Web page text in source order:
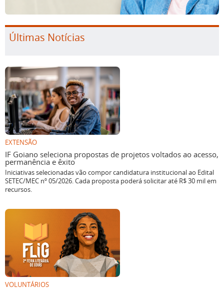
Últimas Notícias
EXTENSÃO
IF Goiano seleciona propostas de projetos voltados ao acesso,
permanência e êxito
Iniciativas selecionadas vão compor candidatura institucional ao Edital
SETEC/MEC nº 05/2026. Cada proposta poderá solicitar até R$ 30 mil em
recursos.
VOLUNTÁRIOS